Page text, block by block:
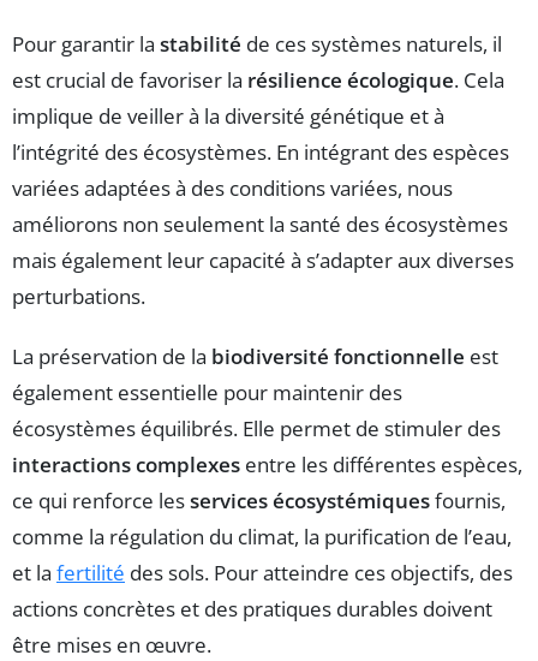
Pour garantir la stabilité de ces systèmes naturels, il
est crucial de favoriser la résilience écologique. Cela
implique de veiller à la diversité génétique et à
l’intégrité des écosystèmes. En intégrant des espèces
variées adaptées à des conditions variées, nous
améliorons non seulement la santé des écosystèmes
mais également leur capacité à s’adapter aux diverses
perturbations.
La préservation de la biodiversité fonctionnelle est
également essentielle pour maintenir des
écosystèmes équilibrés. Elle permet de stimuler des
interactions complexes entre les différentes espèces,
ce qui renforce lesservices écosystémiquesfournis,
comme la régulation du climat, la purification de l’eau,
et la fertilité des sols. Pour atteindre ces objectifs, des
actions concrètes et des pratiques durables doivent
être mises en œuvre.